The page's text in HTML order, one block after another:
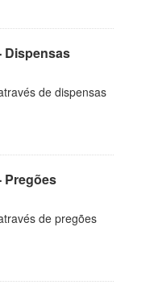
Dispensas
de dispensas
Pregões
de pregões